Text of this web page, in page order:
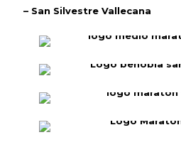
– San Silvestre Vallecana